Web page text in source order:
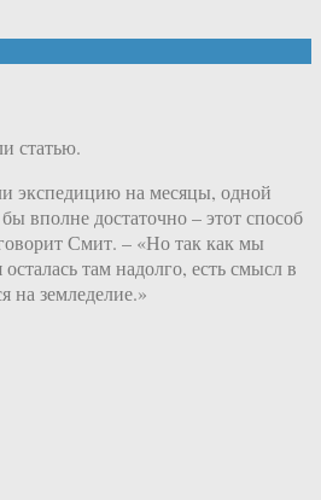
статью.
экспедицию на месяцы, одной
вполне достаточно – этот способ
Смит. – «Но так как мы
там надолго, есть смысл в
на земледелие.»